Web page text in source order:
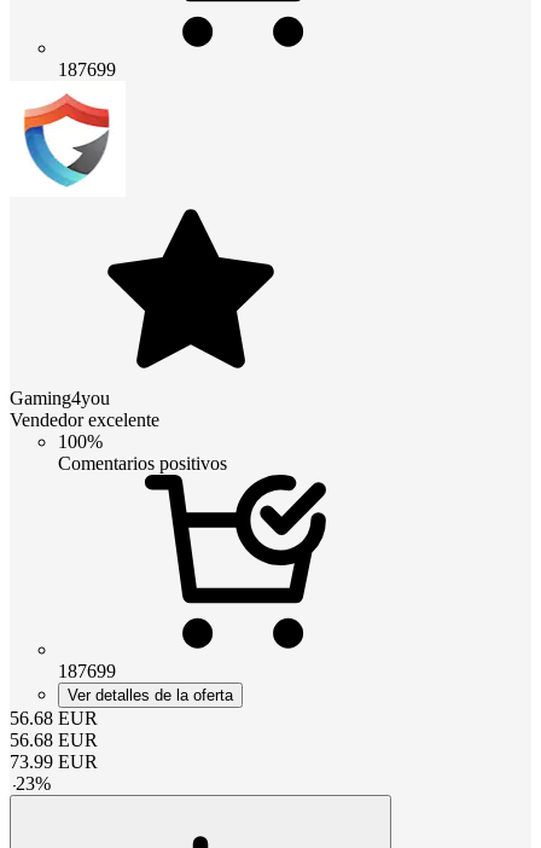
187699
Gaming4you
Vendedor excelente
100%
Comentarios positivos
187699
Ver detalles de la oferta
56.68 EUR
56.68 EUR
73.99 EUR
-23%